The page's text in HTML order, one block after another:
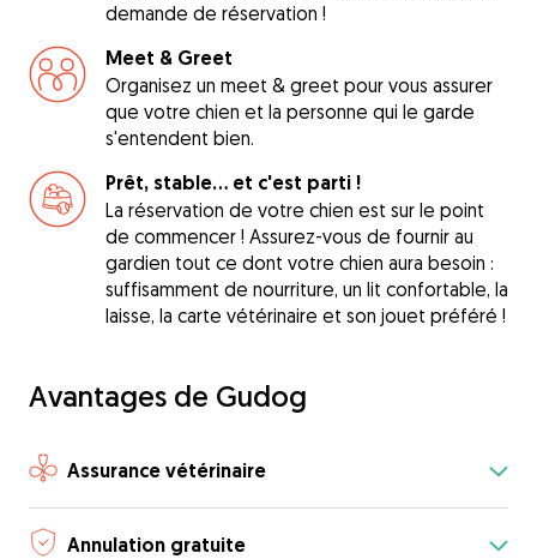
demande de réservation !
Meet & Greet
Organisez un meet & greet pour vous assurer
que votre chien et la personne qui le garde
s'entendent bien.
Prêt, stable... et c'est parti !
La réservation de votre chien est sur le point
de commencer ! Assurez-vous de fournir au
gardien tout ce dont votre chien aura besoin :
suffisamment de nourriture, un lit confortable, la
laisse, la carte vétérinaire et son jouet préféré !
Avantages de Gudog
Assurance vétérinaire
Annulation gratuite